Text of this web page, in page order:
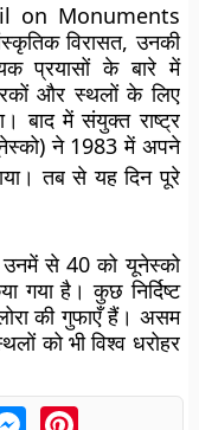
on Monuments
विरासत, उनकी
प्रयासों के बारे में
और स्थलों के लिए
बाद में संयुक्त राष्ट्र
ने 1983 में अपने
तब से यह दिन पूरे
से 40 को यूनेस्को
गया है। कुछ निर्दिष्ट
की गुफाएँ हैं। असम
को भी विश्व धरोहर
MessengerPinterest